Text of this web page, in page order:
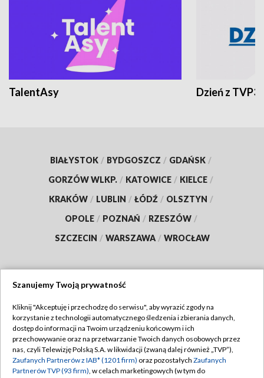
TalentAsy Dzień z TVP3
BIAŁYSTOK / BYDGOSZCZ / GDAŃSK /
GORZÓW WLKP. / KATOWICE / KIELCE /
KRAKÓW / LUBLIN / ŁÓDŹ / OLSZTYN /
OPOLE / POZNAŃ / RZESZÓW /
SZCZECIN / WARSZAWA / WROCŁAW
TVP
Abonament TVP
Emisja w TVP
Regulamin TVP
Polityka prywatności
Szanujemy Twoją prywatność
Kliknij "Akceptuję i przechodzę do serwisu", aby wyrazić zgody na
korzystanie z technologii automatycznego śledzenia i zbierania danych,
dostęp do informacji na Twoim urządzeniu końcowym i ich
przechowywanie oraz na przetwarzanie Twoich danych osobowych przez
nas, czyli Telewizję Polską S.A. w likwidacji (zwaną dalej również „TVP”),
Zaufanych Partnerów z IAB* (1201 firm) oraz pozostałych Zaufanych
Partnerów TVP (93 firm), w celach marketingowych (w tym do